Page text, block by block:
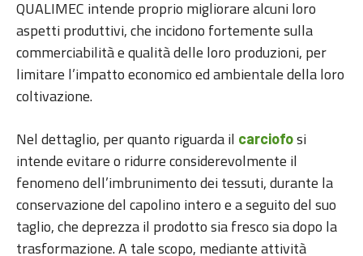
QUALIMEC intende proprio migliorare alcuni loro
aspetti produttivi, che incidono fortemente sulla
commerciabilità e qualità delle loro produzioni, per
limitare l’impatto economico ed ambientale della loro
coltivazione.
Nel dettaglio, per quanto riguarda il carciofosi
intende evitare o ridurre considerevolmente il
fenomeno dell’imbrunimento dei tessuti, durante la
conservazione del capolino intero e a seguito del suo
taglio, che deprezza il prodotto sia fresco sia dopo la
trasformazione. A tale scopo, mediante attività